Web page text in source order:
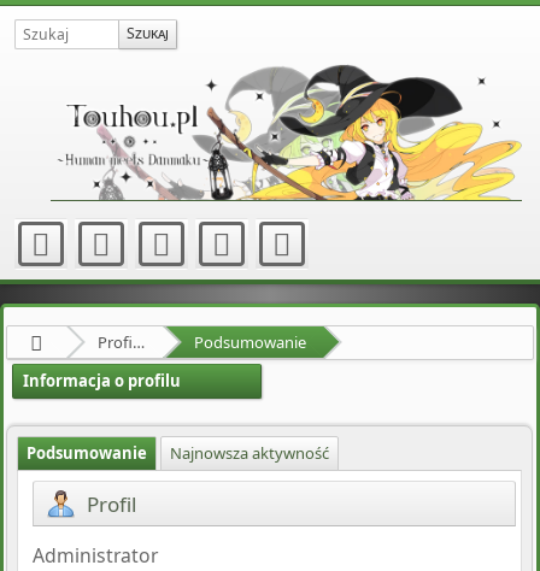
Profil użytkownika h-collector
Podsumowanie
Informacja o profilu
Podsumowanie Najnowsza aktywność
Profil
Administrator